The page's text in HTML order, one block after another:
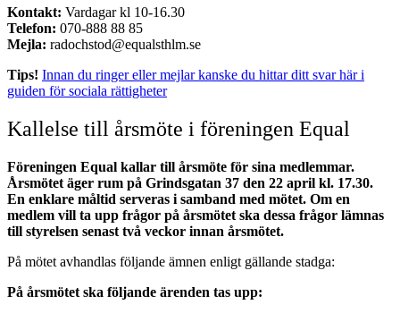
Kontakt: Vardagar kl 10-16.30
Telefon: 070-888 88 85
Mejla: radochstod@equalsthlm.se
Tips! Innan du ringer eller mejlar kanske du hittar ditt svar här i
guiden för sociala rättigheter
Kallelse till årsmöte i föreningen Equal
Föreningen Equal kallar till årsmöte för sina medlemmar.
Årsmötet äger rum på Grindsgatan 37 den 22 april kl. 17.30.
En enklare måltid serveras i samband med mötet. Om en
medlem vill ta upp frågor på årsmötet ska dessa frågor lämnas
till styrelsen senast två veckor innan årsmötet.
På mötet avhandlas följande ämnen enligt gällande stadga:
På årsmötet ska följande ärenden tas upp: